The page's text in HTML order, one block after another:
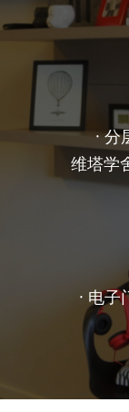
· 分
维塔学
· 电